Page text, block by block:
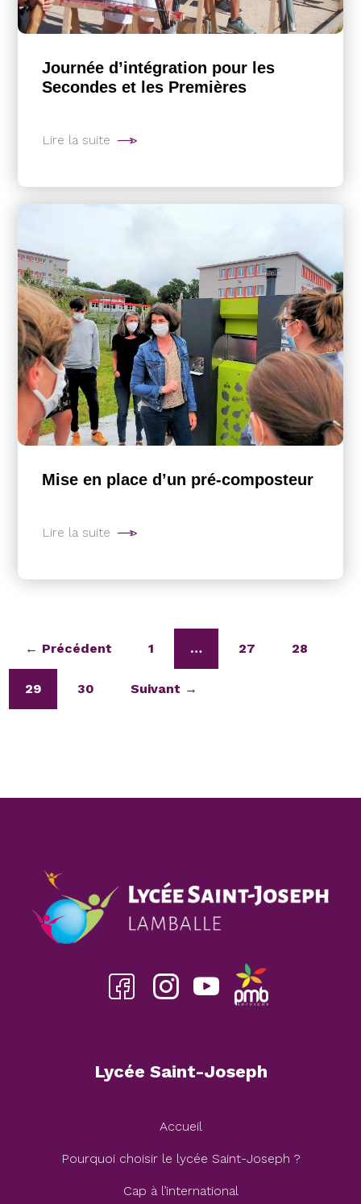
Journée d’intégration pour les
Secondes et les Premières
Lire la suite
Mise en place d’un pré-composteur
Lire la suite
← Précédent 1 … 27 28
29 30 Suivant →
Facebook insta youtube pmb
Lycée Saint-Joseph
Accueil
Pourquoi choisir le lycée Saint-Joseph ?
Cap à l’international